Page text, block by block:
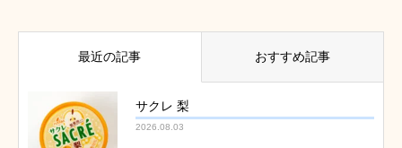
最近の記事 おすすめ記事
サクレ 梨
2026.08.03